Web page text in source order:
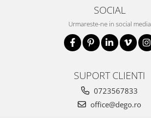
SOCIAL
Urmareste-ne in social media
SUPORT CLIENTI
0723567833
office@dego.ro